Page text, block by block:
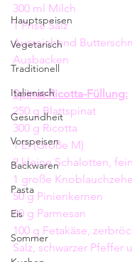
Hauptspeisen
Vegetarisch
Traditionell
Italienisch
Gesundheit
Vorspeisen
Backwaren
Pasta
Eis
Sommer
300 ml Milch
1 Prise Salz
Ausreichend
Ausbacken
Spinat-Ricotta-Füllung:
250 g Blattspinat
300 g Ricotta
1 Ei (Größe M)
2 kleine Schalotten,
1 große
50 g Pinienkernen
60 g Parmesan
100 g Fetakäse,
Salz, schwarzer Pfeffer